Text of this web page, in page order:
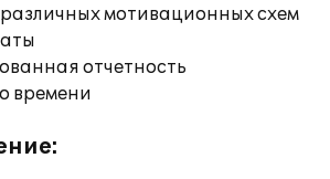
мотивационных схем
отчетность
времени